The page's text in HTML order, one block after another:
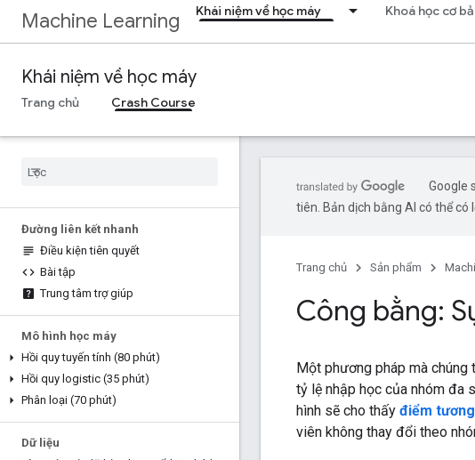
Machine Learning Khái niệm về học máy Khoá học cơ
Khái niệm về học máy
Trang chủ Crash Course
Đường liên kết nhanh
Điều kiện tiên quyết
Bài tập
Trung tâm trợ giúp
Mô hình học máy
Hồi quy tuyến tính (80 phút)
Hồi quy logistic (35 phút)
Phân loại (70 phút)
Dữ liệu
Google
tiên. Bản dịch bằng AI có thể có
Trang chủ Sản phẩm
Công bằng:
Một phương pháp mà
tỷ lệ nhập học của nhóm đa
hình sẽ cho thấy điểm
viên không thay đổi theo